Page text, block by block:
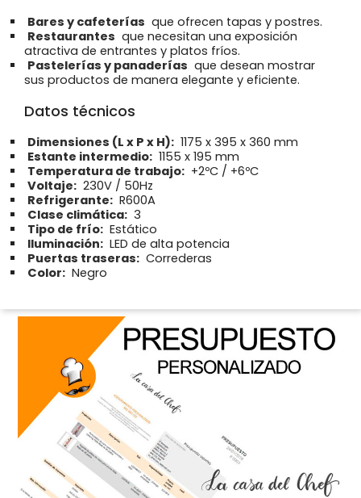
Bares y cafeterías que ofrecen tapas y postres.
Restaurantes que necesitan una exposición
atractiva de entrantes y platos fríos.
Pastelerías y panaderías que desean mostrar
sus productos de manera elegante y eficiente.
Datos técnicos
Dimensiones (L x P x H): 1175 x 395 x 360 mm
Estante intermedio: 1155 x 195 mm
Temperatura de trabajo: +2ºC / +6ºC
Voltaje: 230V / 50Hz
Refrigerante: R600A
Clase climática: 3
Tipo de frío: Estático
Iluminación: LED de alta potencia
Puertas traseras: Correderas
Color: Negro